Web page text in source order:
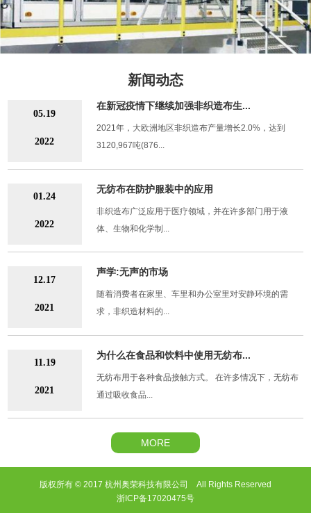
新闻动态
05.19
2022
在新冠疫情下继续加强非织造布生...
2021年，大欧洲地区非织造布产量增长2.0%，达到
3120,967吨(876...
01.24
2022
无纺布在防护服装中的应用
非织造布广泛应用于医疗领域，并在许多部门用于液
体、生物和化学制...
12.17
2021
声学:无声的市场
随着消费者在家里、车里和办公室里对安静环境的需
求，非织造材料的...
11.19
2021
为什么在食品和饮料中使用无纺布...
无纺布用于各种食品接触方式。 在许多情况下，无纺布
通过吸收食品...
MORE
版权所有 © 2017 杭州奥荣科技有限公司 All Rights Reserved
浙ICP备17020475号